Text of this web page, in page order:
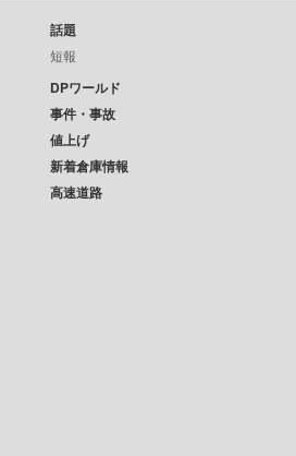
話題
短報
DPワールド
事件・事故
値上げ
新着倉庫情報
高速道路